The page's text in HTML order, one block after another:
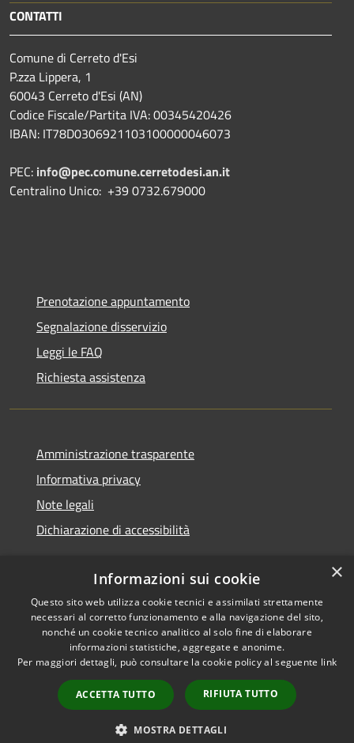
CONTATTI
Comune di Cerreto d'Esi
P.zza Lippera, 1
60043 Cerreto d'Esi (AN)
Codice Fiscale/Partita IVA: 00345420426
IBAN: IT78D0306921103100000046073
PEC: info@pec.comune.cerretodesi.an.it
Centralino Unico: +39 0732.679000
Prenotazione appuntamento
Segnalazione disservizio
Leggi le FAQ
Richiesta assistenza
Amministrazione trasparente
Informativa privacy
Note legali
Dichiarazione di accessibilità
RSS
Accessibilità
Cookie
Mappa del sito
Intranet
Copyright © 2026 • Comune di
Cerreto d'Esi • Powered by
Municipium•Accesso
redazione
×
Informazioni sui cookie
Questo sito web utilizza cookie tecnici e assimilati strettamente
necessari al corretto funzionamento e alla navigazione del sito,
nonché un cookie tecnico analitico al solo fine di elaborare
informazioni statistiche, aggregate e anonime.
Per maggiori dettagli, può consultare la cookie policy al seguente link
ACCETTA TUTTO RIFIUTA TUTTO
MOSTRA DETTAGLI